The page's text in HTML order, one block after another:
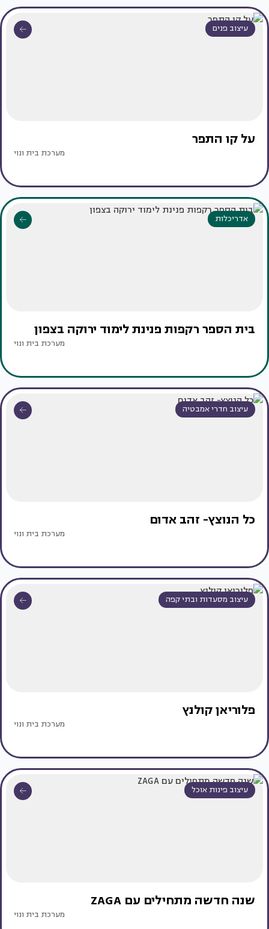
עיצוב פנים
על קו התפר
מערכת בית ונוי
אדריכלות
בית הספר רקפות פנינת לימוד ירוקה בצפון
מערכת בית ונוי
עיצוב חדרי אמבטיה
כל הנוצץ- זהב אדום
מערכת בית ונוי
עיצוב מסעדות ובתי קפה
פלוריאן קולנץ
מערכת בית ונוי
עיצוב פינות אוכל
שנה חדשה מתחילים עם ZAGA
מערכת בית ונוי